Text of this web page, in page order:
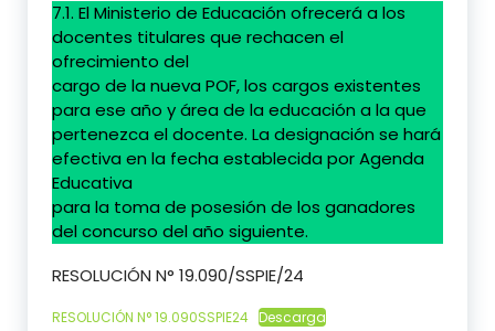
7.1. El Ministerio de Educación ofrecerá a los
docentes titulares que rechacen el
ofrecimiento del
cargo de la nueva POF, los cargos existentes
para ese año y área de la educación a la que
pertenezca el docente. La designación se hará
efectiva en la fecha establecida por Agenda
Educativa
para la toma de posesión de los ganadores
del concurso del año siguiente.
RESOLUCIÓN N° 19.090/SSPIE/24
RESOLUCIÓN N° 19.090SSPIE24 Descarga